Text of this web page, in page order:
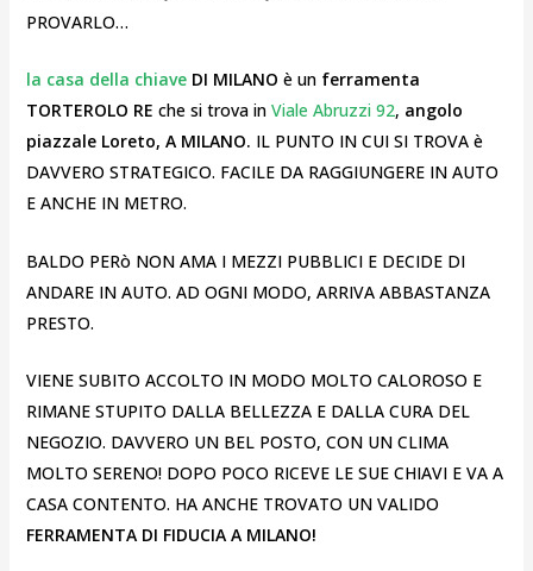
PROVARLO…
la casa della chiaveDI MILANO è un ferramenta
TORTEROLO RE che si trova in Viale Abruzzi 92, angolo
piazzale Loreto, A MILANO. IL PUNTO IN CUI SI TROVA è
DAVVERO STRATEGICO. FACILE DA RAGGIUNGERE IN AUTO
E ANCHE IN METRO.
BALDO PERò NON AMA I MEZZI PUBBLICI E DECIDE DI
ANDARE IN AUTO. AD OGNI MODO, ARRIVA ABBASTANZA
PRESTO.
VIENE SUBITO ACCOLTO IN MODO MOLTO CALOROSO E
RIMANE STUPITO DALLA BELLEZZA E DALLA CURA DEL
NEGOZIO. DAVVERO UN BEL POSTO, CON UN CLIMA
MOLTO SERENO! DOPO POCO RICEVE LE SUE CHIAVI E VA A
CASA CONTENTO. HA ANCHE TROVATO UN VALIDO
FERRAMENTA DI FIDUCIA A MILANO!